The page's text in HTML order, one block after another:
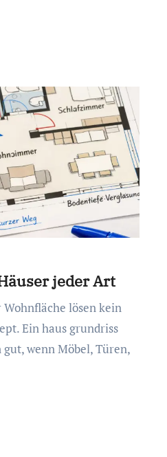
jeder Art
Ein haus grundriss
wenn Möbel, Türen,